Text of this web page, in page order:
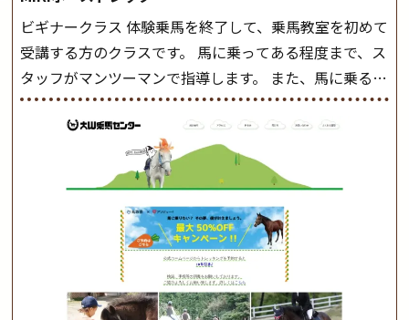
ビギナークラス 体験乗馬を終了して、乗馬教室を初めて
受講する方のクラスです。 馬に乗ってある程度まで、ス
タッフがマンツーマンで指導します。 また、馬に乗るだ
けでなく、馬の手入れや馬装（鞍などを装着する） も
このクラスで把握し、「馬に触れること」にも慣れてい
きましょう。 スタートクラス ビギナークラスで単独で
軽速歩(けいはやあし)ができるようになったら スタート
クラスへ。 グループレッスンで馬のスピードを調整し
ながら 軽速歩・正反撞(せいはんどう)を学びます。 安定
した手綱操作と軽速歩・正反撞ができるようになれば
駈歩(かけあし)練習に入ります。 ホップクラス スタート
クラスで常歩(なみあし)や 速歩、駈歩の初歩をマスター